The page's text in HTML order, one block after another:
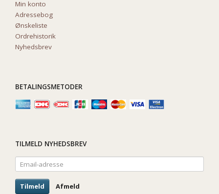
Min konto
Adressebog
Ønskeliste
Ordrehistorik
Nyhedsbrev
BETALINGSMETODER
TILMELD NYHEDSBREV
Email-
adresse
Tilmeld
Afmeld